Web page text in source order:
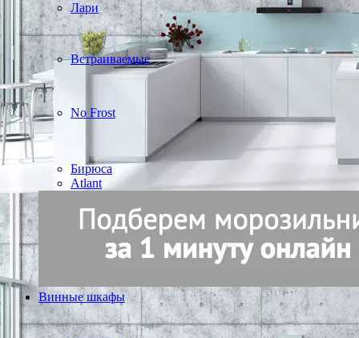
Лари
Встраиваемые
No Frost
Бирюса
Atlant
Винные шкафы